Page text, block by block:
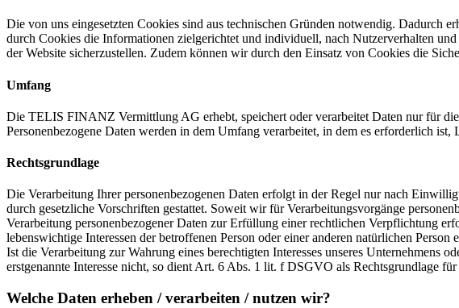
Die von uns eingesetzten Cookies sind aus technischen Gründen notwendig. Dadurch
durch Cookies die Informationen zielgerichtet und individuell, nach Nutzerverhalten
der Website sicherzustellen. Zudem können wir durch den Einsatz von Cookies die
Umfang
Die TELIS FINANZ Vermittlung AG erhebt, speichert oder verarbeitet Daten nur für
Personenbezogene Daten werden in dem Umfang verarbeitet, in dem es erforderlich
Rechtsgrundlage
Die Verarbeitung Ihrer personenbezogenen Daten erfolgt in der Regel nur nach
durch gesetzliche Vorschriften gestattet. Soweit wir für Verarbeitungsvorgänge
Verarbeitung personenbezogener Daten zur Erfüllung einer rechtlichen Verpflichtung
lebenswichtige Interessen der betroffenen Person oder einer anderen natürlichen
Ist die Verarbeitung zur Wahrung eines berechtigten Interesses unseres Unternehmens
erstgenannte Interesse nicht, so dient Art. 6 Abs. 1 lit. f DSGVO als Rechtsgrundlage
Welche Daten erheben / verarbeiten / nutzen wir?